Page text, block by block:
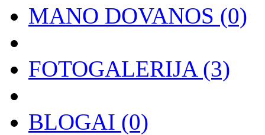
MANO DOVANOS (0)
FOTOGALERIJA(3)
BLOGAI (0)